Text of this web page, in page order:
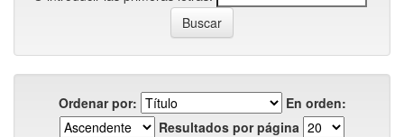
Ordenar por:
En orden:
Resultados por página